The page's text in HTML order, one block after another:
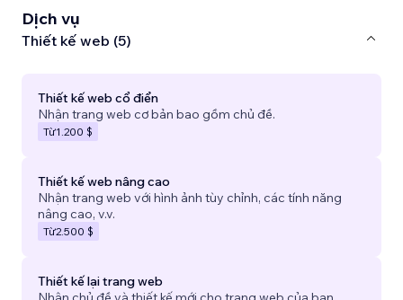
Dịch vụ
Thiết kế web (5)
Thiết kế web cổ điển
Nhận trang web cơ bản bao gồm chủ đề.
Từ1.200 $
Thiết kế web nâng cao
Nhận trang web với hình ảnh tùy chỉnh, các tính năng
nâng cao, v.v.
Từ2.500 $
Thiết kế lại trang web